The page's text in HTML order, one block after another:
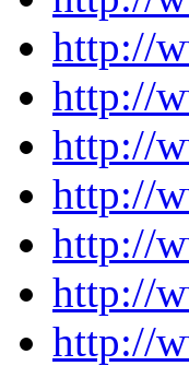
http://
http://
http://
http://
http://
http://
http://